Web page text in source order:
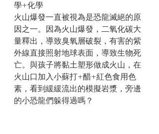
學+化學
火山爆發一直被視為是恐龍滅絕的原
因之一。因為火山爆發，二氧化碳大
量釋出，導致臭氧層破裂，有害的紫
外線直接照射地球表面，導致生物死
亡。與孩子將黏土塑形做成火山，在
火山口加入小蘇打+醋+紅色食用色
素，看到緩緩流出的模擬岩漿，旁邊
的小恐龍們躲得過嗎？